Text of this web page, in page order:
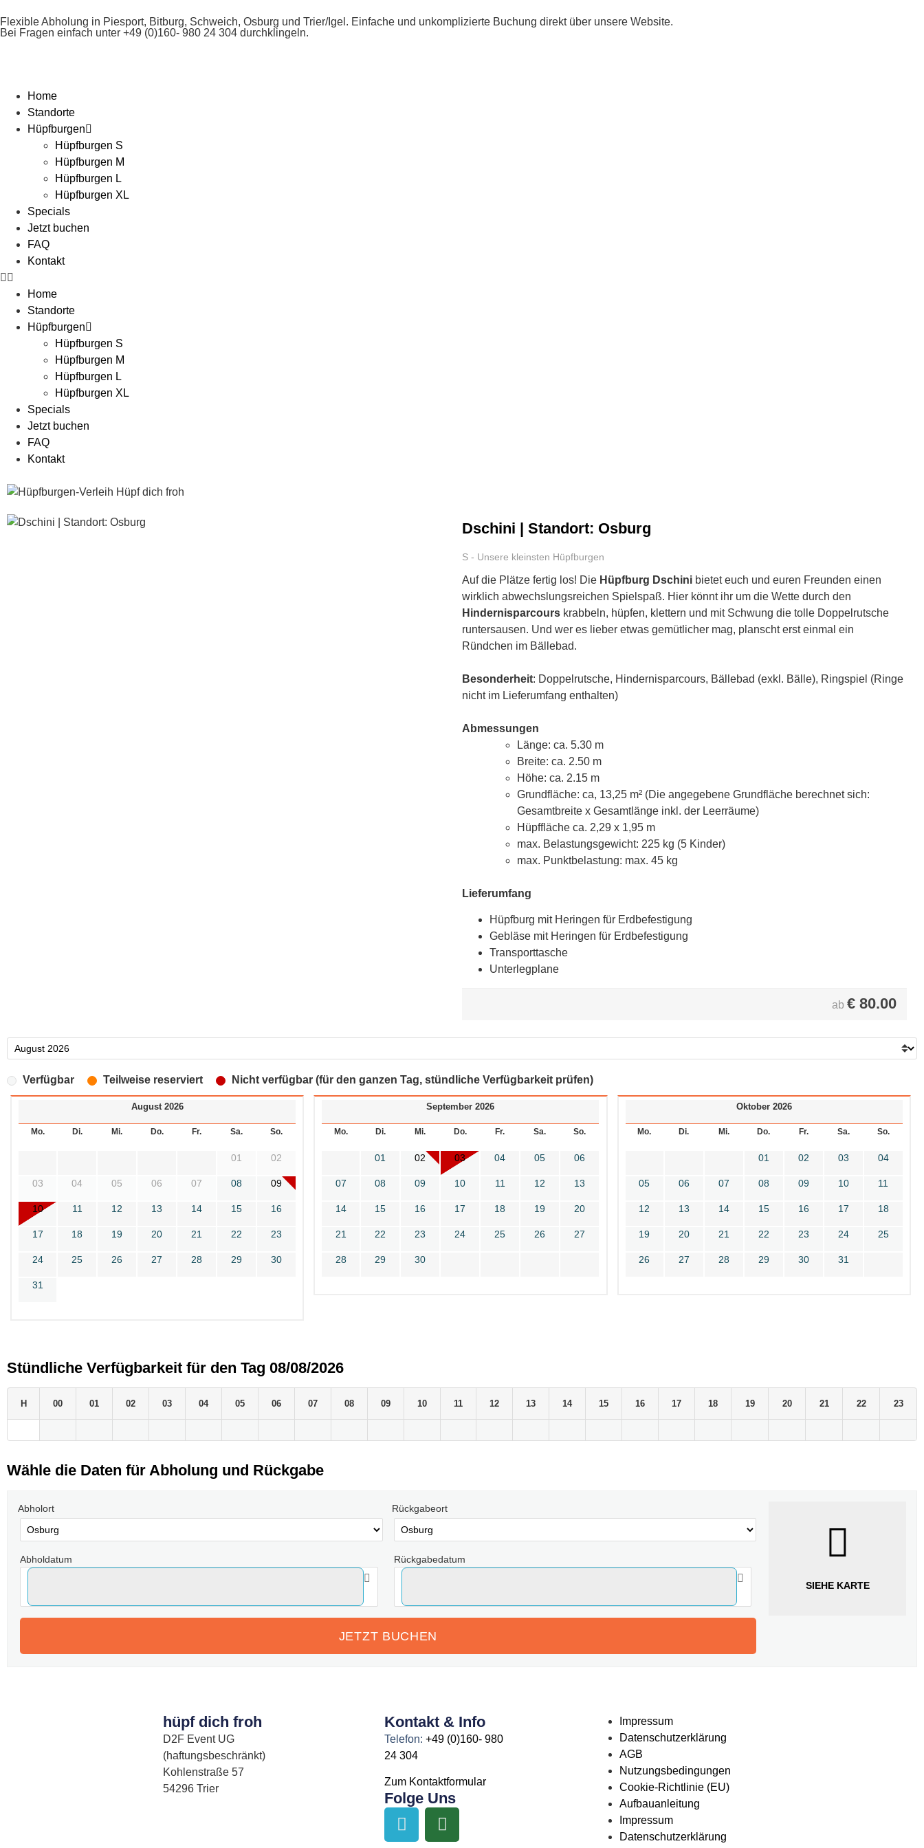
Flexible Abholung in Piesport, Bitburg, Schweich, Osburg und Trier/Igel. Einfache und unkomplizierte Buchung direkt über unsere Website.
Bei Fragen einfach unter +49 (0)160- 980 24 304 durchklingeln.
Home
Standorte
Hüpfburgen
Hüpfburgen S
Hüpfburgen M
Hüpfburgen L
Hüpfburgen XL
Specials
Jetzt buchen
FAQ
Kontakt
Home
Standorte
Hüpfburgen
Hüpfburgen S
Hüpfburgen M
Hüpfburgen L
Hüpfburgen XL
Specials
Jetzt buchen
FAQ
Kontakt
Dschini | Standort: Osburg
S - Unsere kleinsten Hüpfburgen
Auf die Plätze fertig los! Die Hüpfburg Dschini bietet euch und euren Freunden einen
wirklich abwechslungsreichen Spielspaß. Hier könnt ihr um die Wette durch den
Hindernisparcours krabbeln, hüpfen, klettern und mit Schwung die tolle Doppelrutsche
runtersausen. Und wer es lieber etwas gemütlicher mag, planscht erst einmal ein
Ründchen im Bällebad.
Besonderheit: Doppelrutsche, Hindernisparcours, Bällebad (exkl. Bälle), Ringspiel (Ringe
nicht im Lieferumfang enthalten)
Abmessungen
Länge: ca. 5.30 m
Breite: ca. 2.50 m
Höhe: ca. 2.15 m
Grundfläche: ca, 13,25 m² (Die angegebene Grundfläche berechnet sich:
Gesamtbreite x Gesamtlänge inkl. der Leerräume)
Hüpffläche ca. 2,29 x 1,95 m
max. Belastungsgewicht: 225 kg (5 Kinder)
max. Punktbelastung: max. 45 kg
Lieferumfang
Hüpfburg mit Heringen für Erdbefestigung
Gebläse mit Heringen für Erdbefestigung
Transporttasche
Unterlegplane
ab € 80.00
Verfügbar Teilweise reserviert Nicht verfügbar (für den ganzen Tag, stündliche Verfügbarkeit prüfen)
August 2026
Mo. Di. Mi. Do. Fr. Sa. So.
01 02
03 04 05 06 07 08 09
10 11 12 13 14 15 16
17 18 19 20 21 22 23
24 25 26 27 28 29 30
31
September 2026
Mo. Di. Mi. Do. Fr. Sa. So.
01 02 03 04 05 06
07 08 09 10 11 12 13
14 15 16 17 18 19 20
21 22 23 24 25 26 27
28 29 30
Oktober 2026
Mo. Di. Mi. Do. Fr. Sa. So.
01 02 03 04
05 06 07 08 09 10 11
12 13 14 15 16 17 18
19 20 21 22 23 24 25
26 27 28 29 30 31
Stündliche Verfügbarkeit für den Tag 08/08/2026
H 00 01 02 03 04 05 06 07 08 09 10 11 12 13 14 15 16 17 18 19 20 21 22 23
Wähle die Daten für Abholung und Rückgabe
Abholort Rückgabeort
Abholdatum Rückgabedatum
SIEHE KARTE
hüpf dich froh
D2F Event UG
(haftungsbeschränkt)
Kohlenstraße 57
54296 Trier
Kontakt & Info
Telefon:+49 (0)160- 980
24 304
Zum Kontaktformular
Folge Uns
Impressum
Datenschutzerklärung
AGB
Nutzungsbedingungen
Cookie-Richtlinie (EU)
Aufbauanleitung
Impressum
Datenschutzerklärung